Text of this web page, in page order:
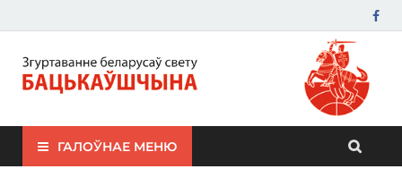
ЗБС "Бацькаўшчына"
ГАЛОЎНАЕ МЕНЮ